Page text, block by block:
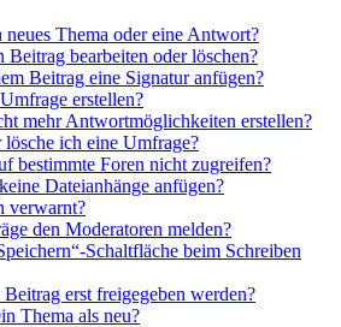
neues Thema oder eine Antwort?
Beitrag bearbeiten oder löschen?
Beitrag eine Signatur anfügen?
erstellen?
mehr Antwortmöglichkeiten erstellen?
lösche ich eine Umfrage?
bestimmte Foren nicht zugreifen?
Dateianhänge anfügen?
verwarnt?
den Moderatoren melden?
Schaltfläche beim Schreiben
erst freigegeben werden?
Thema als neu?